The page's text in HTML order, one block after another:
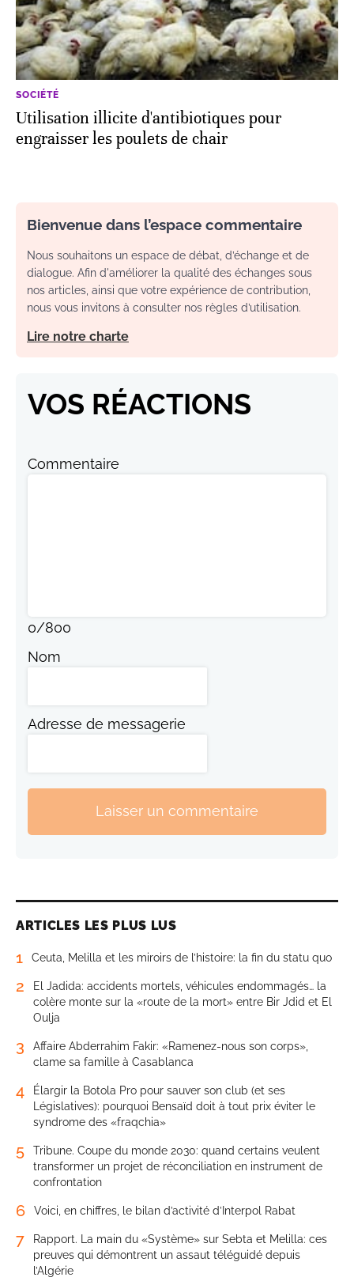
SOCIÉTÉ
Utilisation illicite d'antibiotiques pour
engraisser les poulets de chair
Bienvenue dans l’espace commentaire
Nous souhaitons un espace de débat, d’échange et de
dialogue. Afin d'améliorer la qualité des échanges sous
nos articles, ainsi que votre expérience de contribution,
nous vous invitons à consulter nos règles d’utilisation.
Lire notre charte
VOS RÉACTIONS
Commentaire
0/800
Nom
Adresse de messagerie
Laisser un commentaire
ARTICLES LES PLUS LUS
1 Ceuta, Melilla et les miroirs de l’histoire: la fin du statu quo
2
El Jadida: accidents mortels, véhicules endommagés… la
colère monte sur la «route de la mort» entre Bir Jdid et El
Oulja
3
Affaire Abderrahim Fakir: «Ramenez-nous son corps»,
clame sa famille à Casablanca
4
Élargir la Botola Pro pour sauver son club (et ses
Législatives): pourquoi Bensaïd doit à tout prix éviter le
syndrome des «fraqchia»
5
Tribune. Coupe du monde 2030: quand certains veulent
transformer un projet de réconciliation en instrument de
confrontation
6 Voici, en chiffres, le bilan d’activité d’Interpol Rabat
7
Rapport. La main du «Système» sur Sebta et Melilla: ces
preuves qui démontrent un assaut téléguidé depuis
l’Algérie